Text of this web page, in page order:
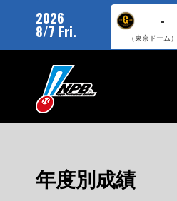
2026
8/7 Fri.
-
（東京ドーム）
年度別成績